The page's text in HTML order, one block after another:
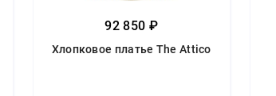
92 850 ₽
Хлопковое платье The Attico